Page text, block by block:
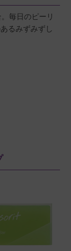
します
す！
してい
毎日のピーリ
るみずみずし